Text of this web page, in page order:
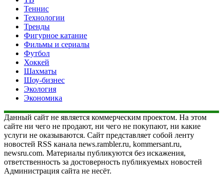
Теннис
Технологии
Тренды
Фигурное катание
Фильмы и сериалы
Футбол
Хоккей
Шахматы
Шоу-бизнес
Экология
Экономика
Данный сайт не является коммерческим проектом. На этом
сайте ни чего не продают, ни чего не покупают, ни какие
услуги не оказываются. Сайт представляет собой ленту
новостей RSS канала news.rambler.ru, kommersant.ru,
newsru.com. Материалы публикуются без искажения,
ответственность за достоверность публикуемых новостей
Администрация сайта не несёт.